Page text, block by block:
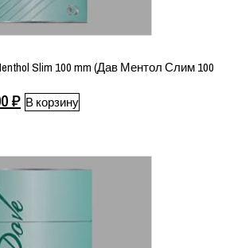
Slim 100 mm (Дав Ментол Слим 100
₽.
₽Текущая
В корзину